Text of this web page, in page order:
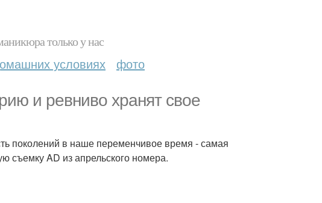
только у нас
условиях фото
и ревниво хранят свое
поколений в наше переменчивое время - самая
съемку AD из апрельского номера.